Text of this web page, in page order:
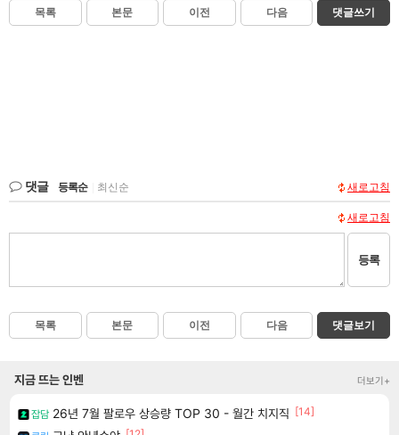
목록 본문 이전 다음 댓글쓰기
댓글 등록순 최신순 새로고침
새로고침
등록
목록 본문 이전 다음 댓글보기
지금 뜨는 인벤 더보기+
잡담 26년 7월 팔로우 상승량 TOP 30 - 월간 치지직 [14]